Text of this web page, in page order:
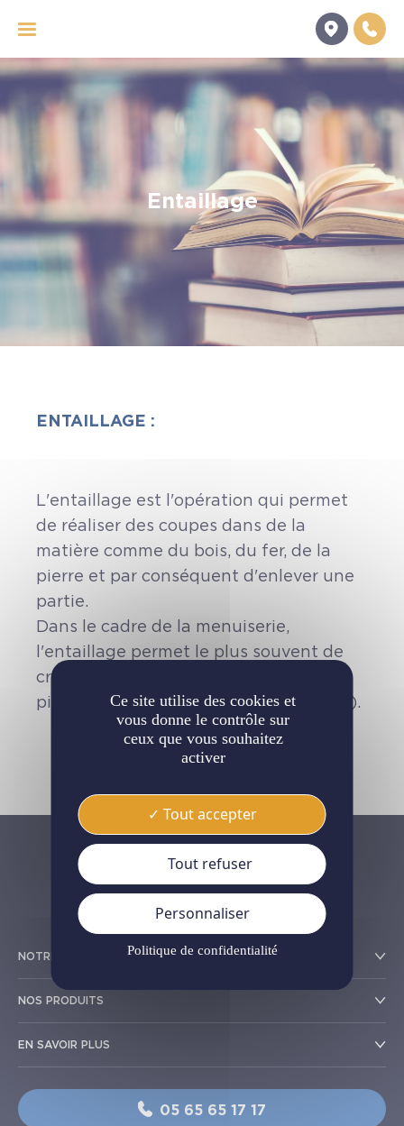
Entaillage
ENTAILLAGE :
L'entaillage est l'opération qui permet
de réaliser des coupes dans de la
matière comme du bois, du fer, de la
pierre et par conséquent d'enlever une
partie.
Dans le cadre de la menuiserie,
l'entaillage permet le plus souvent de
créer une coupe afin d'y placer une
pièce (ex : une charnière, une crémone).
NOTRE RÉSEAU
NOS PRODUITS
EN SAVOIR PLUS
05 65 65 17 17
Ce site utilise des cookies et
vous donne le contrôle sur
ceux que vous souhaitez
activer
Tout accepter
Tout refuser
Personnaliser
Politique de confidentialité